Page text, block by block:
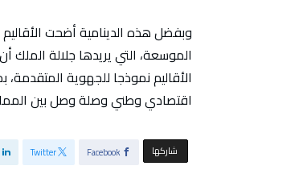
وبفضل هذه الدينامية أضحت
الموسعة، التي يريدها جلالة
الأقاليم نموذجا للجهوية
اقتصادي وطني وصلة وصل بين
‫‫ شاركها‬ Facebook
Twitter